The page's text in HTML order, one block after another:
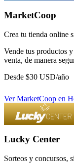
MarketCoop
Crea tu tienda online
Vende tus productos
venta, de manera
Desde $30 USD/año
VerMarketCoop en
Lucky Center
Sorteos y concursos,